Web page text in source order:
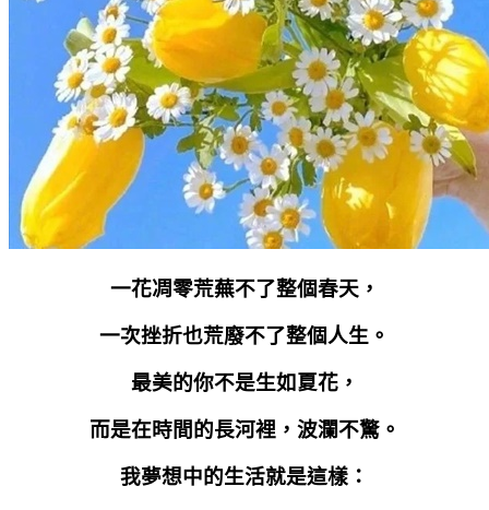
一花凋零荒蕪不了整個春天，
一次挫折也荒廢不了整個人生。
最美的你不是生如夏花，
而是在時間的長河裡，波瀾不驚。
我夢想中的生活就是這樣：